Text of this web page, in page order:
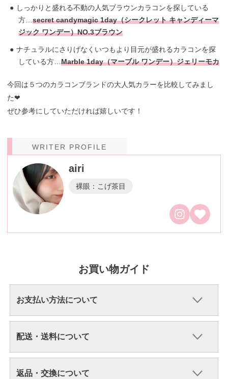
しっかりと盛れる不動の人気ブラウンカラコンを探している
方…secret candymagic 1day（シークレット キャンディーマ
ジック ワンデー）NO.3ブラウン
ナチュラルにさりげなくいつもより目元が盛れるカラコンを探
している方…Marble 1day（マーブル ワンデー）ジェリーモカ
今回は５つのカラコンブランドの大人気カラーを比較してみまし
た❤︎
ぜひ参考にしていただければ嬉しいです！
WRITER PROFILE
airi
裸眼：こげ茶目
お買い物ガイド
お支払い方法について
配送・送料について
返品・交換について